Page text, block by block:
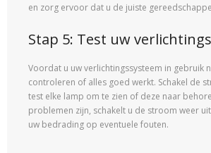
en zorg ervoor dat u de juiste
Stap 5: Test uw
Voordat u uw verlichtingssysteem in gebruik
controleren of alles goed werkt. Schakel de
test elke lamp om te zien of deze naar
problemen zijn, schakelt u de stroom weer
uw bedrading op eventuele fouten.